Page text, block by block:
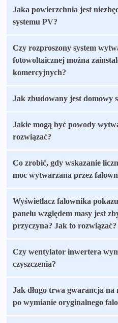
Jaka powierzchnia jest
systemu PV?
Czy rozproszony system
fotowoltaicznej można
komercyjnych?
Jak zbudowany jest domowy
Jakie mogą być powody
rozwiązać?
Co zrobić, gdy wskazanie
moc wytwarzana przez
Wyświetlacz falownika
panelu względem masy jest
przyczyna? Jak to rozwiązać?
Czy wentylator inwertera
czyszczenia?
Jak długo trwa gwarancja
po wymianie oryginalnego